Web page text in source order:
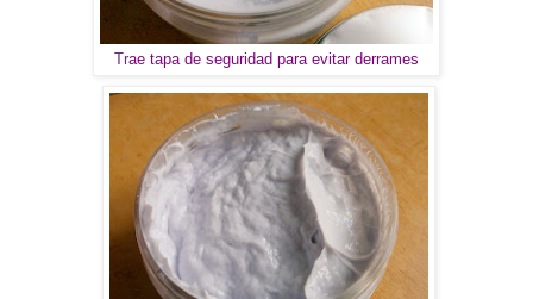
Trae tapa de seguridad para evitar derrames